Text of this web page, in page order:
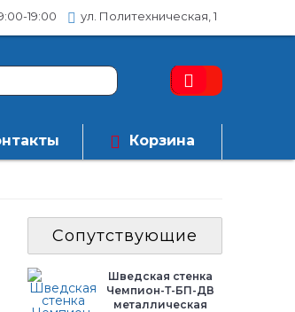
19:00 ул. Политехническая, 1
Корзина
Сопутствующие
Шведская стенка
Чемпион-Т-БП-ДВ
металлическая